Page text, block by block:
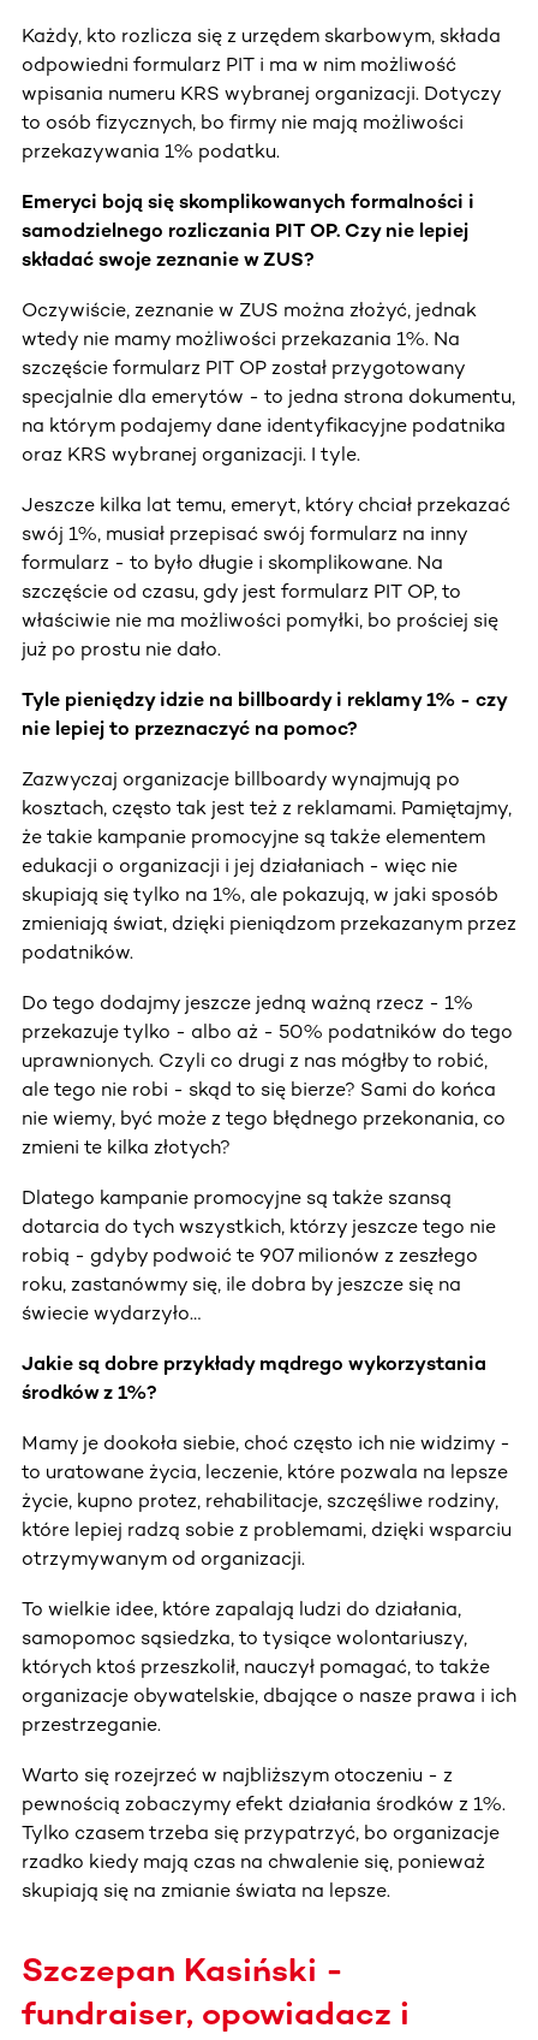
Każdy, kto rozlicza się z urzędem skarbowym, składa
odpowiedni formularz PIT i ma w nim możliwość
wpisania numeru KRS wybranej organizacji. Dotyczy
to osób fizycznych, bo firmy nie mają możliwości
przekazywania 1% podatku.
Emeryci boją się skomplikowanych formalności i
samodzielnego rozliczania PIT OP. Czy nie lepiej
składać swoje zeznanie w ZUS?
Oczywiście, zeznanie w ZUS można złożyć, jednak
wtedy nie mamy możliwości przekazania 1%. Na
szczęście formularz PIT OP został przygotowany
specjalnie dla emerytów - to jedna strona dokumentu,
na którym podajemy dane identyfikacyjne podatnika
oraz KRS wybranej organizacji. I tyle.
Jeszcze kilka lat temu, emeryt, który chciał przekazać
swój 1%, musiał przepisać swój formularz na inny
formularz - to było długie i skomplikowane. Na
szczęście od czasu, gdy jest formularz PIT OP, to
właściwie nie ma możliwości pomyłki, bo prościej się
już po prostu nie dało.
Tyle pieniędzy idzie na billboardy i reklamy 1% - czy
nie lepiej to przeznaczyć na pomoc?
Zazwyczaj organizacje billboardy wynajmują po
kosztach, często tak jest też z reklamami. Pamiętajmy,
że takie kampanie promocyjne są także elementem
edukacji o organizacji i jej działaniach - więc nie
skupiają się tylko na 1%, ale pokazują, w jaki sposób
zmieniają świat, dzięki pieniądzom przekazanym przez
podatników.
Do tego dodajmy jeszcze jedną ważną rzecz - 1%
przekazuje tylko - albo aż - 50% podatników do tego
uprawnionych. Czyli co drugi z nas mógłby to robić,
ale tego nie robi - skąd to się bierze? Sami do końca
nie wiemy, być może z tego błędnego przekonania, co
zmieni te kilka złotych?
Dlatego kampanie promocyjne są także szansą
dotarcia do tych wszystkich, którzy jeszcze tego nie
robią - gdyby podwoić te 907 milionów z zeszłego
roku, zastanówmy się, ile dobra by jeszcze się na
świecie wydarzyło…
Jakie są dobre przykłady mądrego wykorzystania
środków z 1%?
Mamy je dookoła siebie, choć często ich nie widzimy -
to uratowane życia, leczenie, które pozwala na lepsze
życie, kupno protez, rehabilitacje, szczęśliwe rodziny,
które lepiej radzą sobie z problemami, dzięki wsparciu
otrzymywanym od organizacji.
To wielkie idee, które zapalają ludzi do działania,
samopomoc sąsiedzka, to tysiące wolontariuszy,
których ktoś przeszkolił, nauczył pomagać, to także
organizacje obywatelskie, dbające o nasze prawa i ich
przestrzeganie.
Warto się rozejrzeć w najbliższym otoczeniu - z
pewnością zobaczymy efekt działania środków z 1%.
Tylko czasem trzeba się przypatrzyć, bo organizacje
rzadko kiedy mają czas na chwalenie się, ponieważ
skupiają się na zmianie świata na lepsze.
Szczepan Kasiński -
fundraiser, opowiadacz i